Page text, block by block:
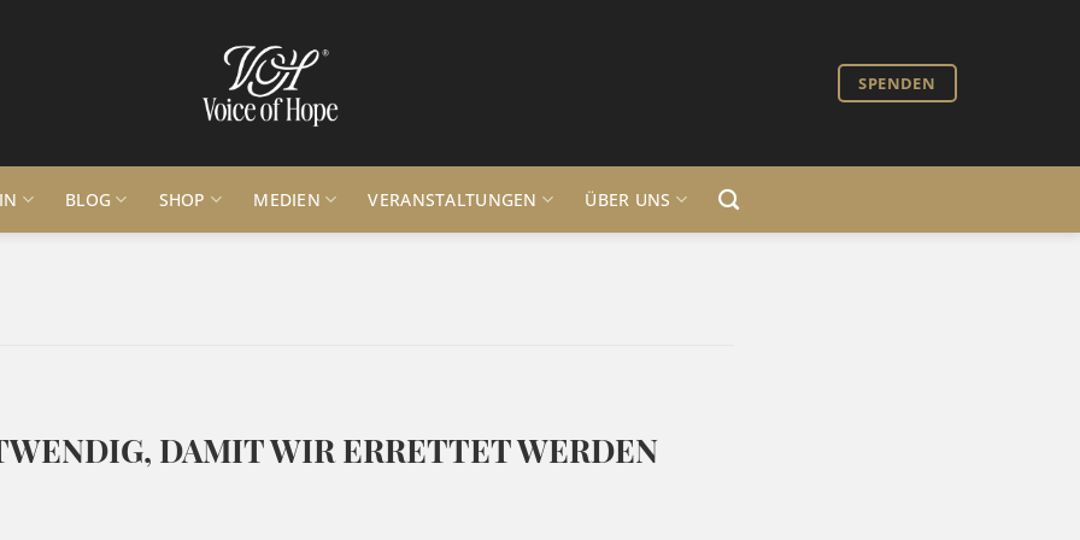
SPENDEN
BLOG SHOP MEDIEN VERANSTALTUNGEN ÜBER UNS
DAMIT WIR ERRETTET WERDEN